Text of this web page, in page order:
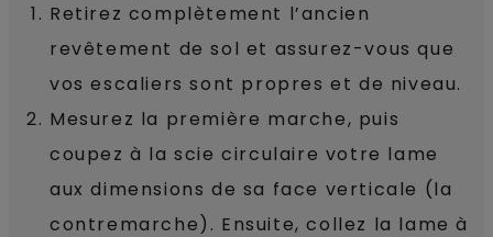
Retirez complètement l’ancien
revêtement de sol et assurez-vous que
vos escaliers sont propres et de niveau.
Mesurez la première marche, puis
coupez à la scie circulaire votre lame
aux dimensions de sa face verticale (la
contremarche). Ensuite, collez la lame à